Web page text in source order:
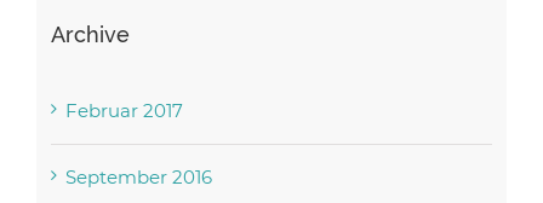
Archive
Februar 2017
September 2016